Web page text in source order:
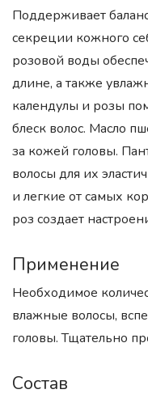
Поддерживает
секреции кожного
розовой воды
длине, а также
календулы и розы
блеск волос. Масло
за кожей головы.
волосы для их
и легкие от самых
роз создает
Применение
Необходимое
влажные волосы,
головы. Тщательно
Состав